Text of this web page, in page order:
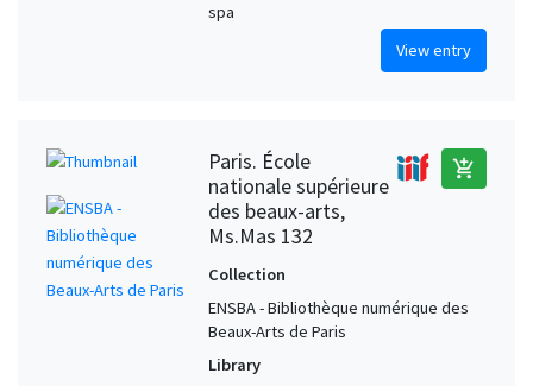
spa
View entry
Paris. École
nationale supérieure
des beaux-arts,
Ms.Mas 132
add_shopping_cart
Collection
ENSBA - Bibliothèque numérique des
Beaux-Arts de Paris
Library